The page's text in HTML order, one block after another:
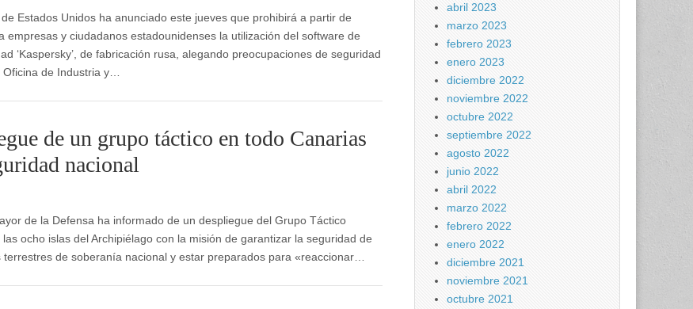
Estados Unidos ha anunciado este jueves que prohibirá a partir de
empresas y ciudadanos estadounidenses la utilización del software de
‘Kaspersky’, de fabricación rusa, alegando preocupaciones de seguridad
Oficina de Industria y…
de un grupo táctico en todo Canarias
nacional
de la Defensa ha informado de un despliegue del Grupo Táctico
ocho islas del Archipiélago con la misión de garantizar la seguridad de
terrestres de soberanía nacional y estar preparados para «reaccionar…
abril 2023
marzo 2023
febrero 2023
enero 2023
diciembre 2022
noviembre 2022
octubre 2022
septiembre 2022
agosto 2022
junio 2022
abril 2022
marzo 2022
febrero 2022
enero 2022
diciembre 2021
noviembre 2021
octubre 2021